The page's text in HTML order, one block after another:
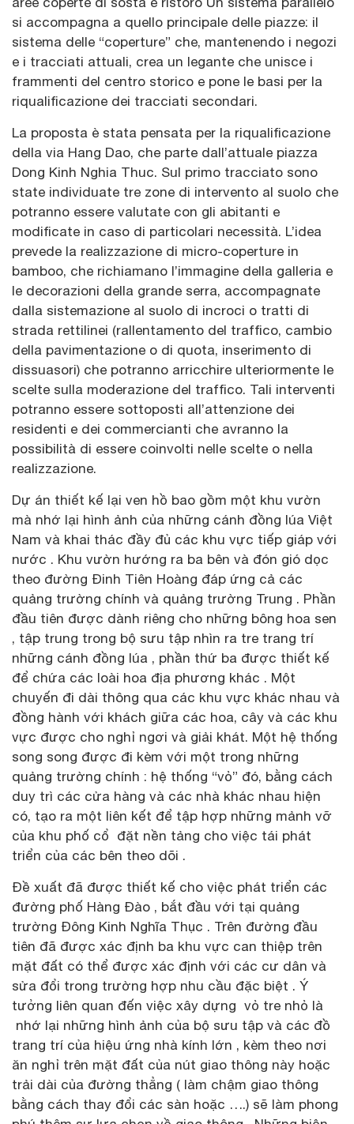
si accompagna a quello principale delle piazze: il
sistema delle “coperture” che, mantenendo i negozi
e i tracciati attuali, crea un legante che unisce i
frammenti del centro storico e pone le basi per la
riqualificazione dei tracciati secondari.
La proposta è stata pensata per la riqualificazione
della via Hang Dao, che parte dall’attuale piazza
Dong Kinh Nghia Thuc. Sul primo tracciato sono
state individuate tre zone di intervento al suolo che
potranno essere valutate con gli abitanti e
modificate in caso di particolari necessità. L’idea
prevede la realizzazione di micro-coperture in
bamboo, che richiamano l’immagine della galleria e
le decorazioni della grande serra, accompagnate
dalla sistemazione al suolo di incroci o tratti di
strada rettilinei (rallentamento del traffico, cambio
della pavimentazione o di quota, inserimento di
dissuasori) che potranno arricchire ulteriormente le
scelte sulla moderazione del traffico. Tali interventi
potranno essere sottoposti all’attenzione dei
residenti e dei commercianti che avranno la
possibilità di essere coinvolti nelle scelte o nella
realizzazione.
Dự án thiết kế lại ven hồ bao gồm một khu vườn
mà nhớ lại hình ảnh của những cánh đồng lúa Việt
Nam và khai thác đầy đủ các khu vực tiếp giáp với
nước . Khu vườn hướng ra ba bên và đón gió dọc
theo đường Đinh Tiên Hoàng đáp ứng cả các
quảng trường chính và quảng trường Trung . Phần
đầu tiên được dành riêng cho những bông hoa sen
, tập trung trong bộ sưu tập nhìn ra tre trang trí
những cánh đồng lúa , phần thứ ba được thiết kế
để chứa các loài hoa địa phương khác . Một
chuyến đi dài thông qua các khu vực khác nhau và
đồng hành với khách giữa các hoa, cây và các khu
vực được cho nghỉ ngơi và giải khát. Một hệ thống
song song được đi kèm với một trong những
quảng trường chính : hệ thống “vỏ” đó, bằng cách
duy trì các cửa hàng và các nhà khác nhau hiện
có, tạo ra một liên kết để tập hợp những mảnh vỡ
của khu phố cổ đặt nền tảng cho việc tái phát
triển của các bên theo dõi .
Đề xuất đã được thiết kế cho việc phát triển các
đường phố Hàng Đào , bắt đầu với tại quảng
trường Đông Kinh Nghĩa Thục . Trên đường đầu
tiên đã được xác định ba khu vực can thiệp trên
mặt đất có thể được xác định với các cư dân và
sửa đổi trong trường hợp nhu cầu đặc biệt . Ý
tưởng liên quan đến việc xây dựng vỏ tre nhỏ là
nhớ lại những hình ảnh của bộ sưu tập và các đồ
trang trí của hiệu ứng nhà kính lớn , kèm theo nơi
ăn nghỉ trên mặt đất của nút giao thông này hoặc
trải dài của đường thẳng ( làm chậm giao thông
bằng cách thay đổi các sàn hoặc ….) sẽ làm phong